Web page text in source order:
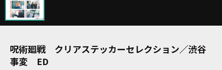
呪術廻戦 クリアステッカーセレクション／渋谷
事変 ED